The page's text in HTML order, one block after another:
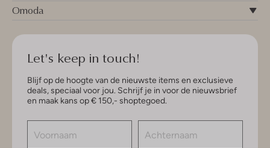
Omoda
Let's keep in touch!
Blijf op de hoogte van de nieuwste items en exclusieve
deals, speciaal voor jou. Schrijf je in voor de nieuwsbrief
en maak kans op € 150,- shoptegoed.